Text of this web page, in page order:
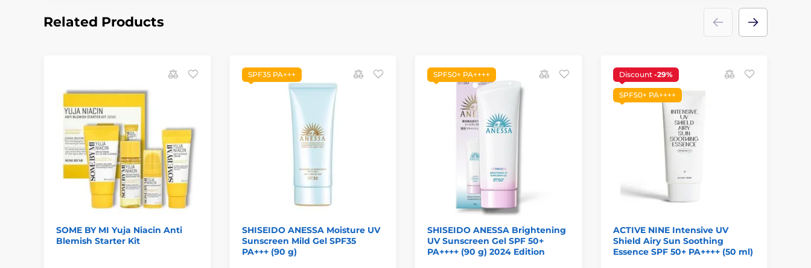
Related Products
SOME BY MI Yuja Niacin Anti
Blemish Starter Kit
SPF35 PA+++
SHISEIDO ANESSA Moisture UV
Sunscreen Mild Gel SPF35
PA+++ (90 g)
SPF50+ PA++++
SHISEIDO ANESSA Brightening
UV Sunscreen Gel SPF 50+
PA++++ (90 g) 2024 Edition
Discount -29%
SPF50+ PA++++
ACTIVE NINE Intensive UV
Shield Airy Sun Soothing
Essence SPF 50+ PA++++ (50 ml)